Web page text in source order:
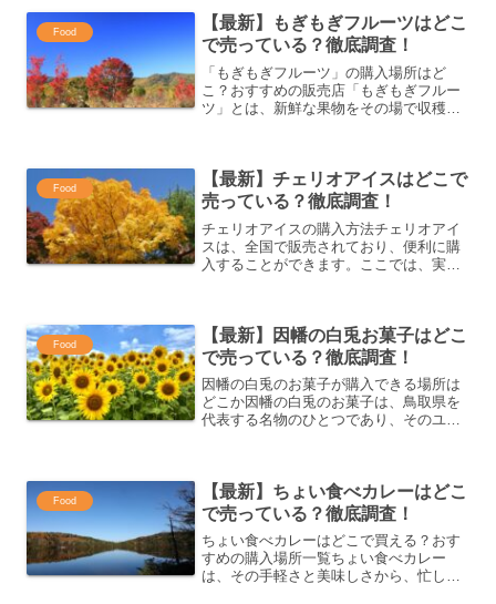
ジュースは、健康食品専門...
Food
【最新】もぎもぎフルーツはどこ
で売っている？徹底調査！
「もぎもぎフルーツ」の購入場所はど
こ？おすすめの販売店「もぎもぎフルー
ツ」とは、新鮮な果物をその場で収穫し
購入できる場所を紹介します...
Food
【最新】チェリオアイスはどこで
売っている？徹底調査！
チェリオアイスの購入方法チェリオアイ
スは、全国で販売されており、便利に購
入することができます。ここでは、実際
様々な店舗で販売されていま...
Food
【最新】因幡の白兎お菓子はどこ
で売っている？徹底調査！
因幡の白兎のお菓子が購入できる場所は
どこか因幡の白兎のお菓子は、鳥取県を
代表する名物のひとつであり、そのユニ
をご紹介します。因幡の白...
Food
【最新】ちょい食べカレーはどこ
で売っている？徹底調査！
ちょい食べカレーはどこで買える？おす
すめの購入場所一覧ちょい食べカレー
は、その手軽さと美味しさから、忙しい